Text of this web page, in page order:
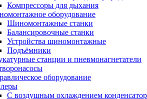
Компрессоры для дыхания
оборудование
Шиномонтажные станки
Балансировочные станки
Устройства шиномонтажные
Подъёмники
станции и пневмонагнетатели
оборудование
С воздушным охлаждением